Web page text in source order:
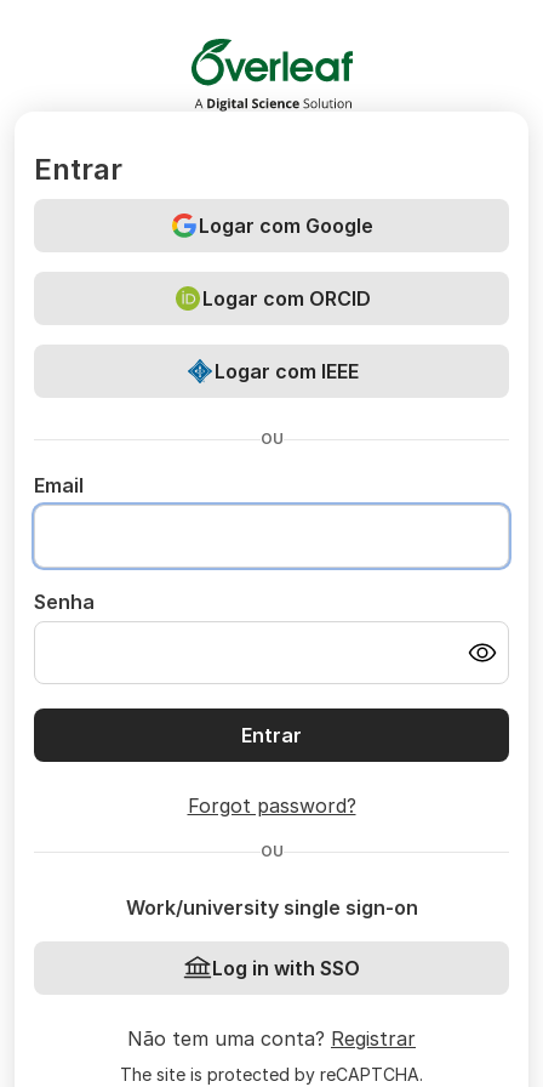
Overleaf
Entrar
Logar com Google
Logar com ORCID
Logar com IEEE
OU
Email
Senha
Entrar
Forgot password?
OU
Work/university single sign-on
Log in with SSO
Não tem uma conta? Registrar
The site is protected by reCAPTCHA.